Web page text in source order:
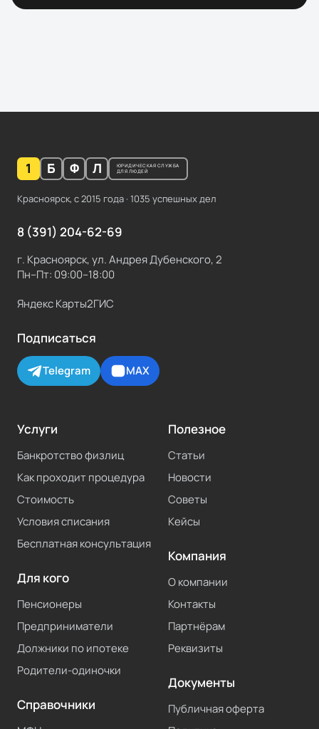
1 Б Ф Л
ЮРИДИЧЕСКАЯ СЛУЖБА
ДЛЯ ЛЮДЕЙ
Красноярск, с 2015 года · 1035 успешных дел
8 (391) 204-62-69
г. Красноярск, ул. Андрея Дубенского, 2
Пн–Пт: 09:00–18:00
Яндекс Карты2ГИС
Подписаться
Telegram MAX
Услуги
Банкротство физлиц
Как проходит процедура
Стоимость
Условия списания
Бесплатная консультация
Для кого
Пенсионеры
Предприниматели
Должники по ипотеке
Родители-одиночки
Справочники
Полезное
Статьи
Новости
Советы
Кейсы
Компания
О компании
Контакты
Партнёрам
Реквизиты
Документы
Публичная оферта